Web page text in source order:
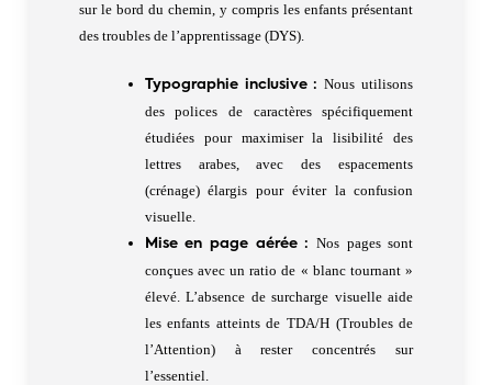
sur le bord du chemin, y compris les enfants présentant
des troubles de l’apprentissage (DYS).
Typographie inclusive : Nous utilisons
des polices de caractères spécifiquement
étudiées pour maximiser la lisibilité des
lettres arabes, avec des espacements
(crénage) élargis pour éviter la confusion
visuelle.
Mise en page aérée :
Nos pages sont
conçues avec un ratio de « blanc tournant »
élevé. L’absence de surcharge visuelle aide
les enfants atteints de TDA/H (Troubles de
l’Attention) à rester concentrés sur
l’essentiel.